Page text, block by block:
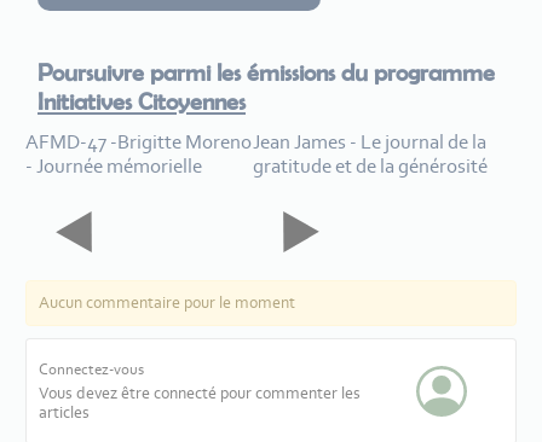
Poursuivre parmi les émissions du programme
Initiatives Citoyennes
AFMD-47 -Brigitte Moreno
- Journée mémorielle
Jean James - Le journal de la
gratitude et de la générosité
Aucun commentaire pour le moment
Connectez-vous
Vous devez être connecté pour commenter les
articles